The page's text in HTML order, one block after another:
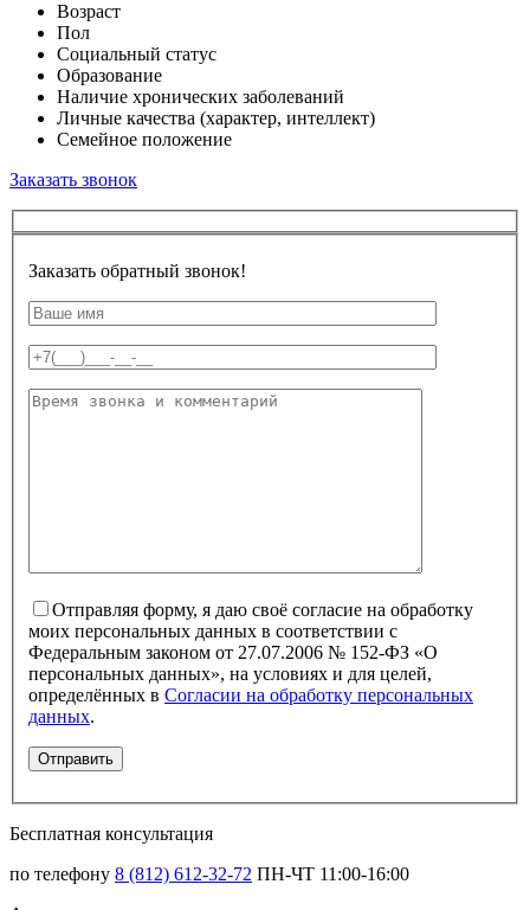
Возраст
Пол
Социальный статус
Образование
Наличие хронических заболеваний
Личные качества (характер, интеллект)
Семейное положение
Заказать звонок
Заказать обратный звонок!
Отправляя форму, я даю своё согласие на обработку
моих персональных данных в соответствии с
Федеральным законом от 27.07.2006 № 152-ФЗ «О
персональных данных», на условиях и для целей,
определённых в Согласии на обработку персональных
данных.
Бесплатная консультация
по телефону 8 (812) 612-32-72 ПН-ЧТ 11:00-16:00